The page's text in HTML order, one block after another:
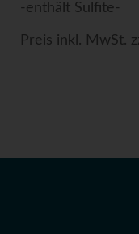
-enthält Sulfite-
Preis inkl. MwSt.